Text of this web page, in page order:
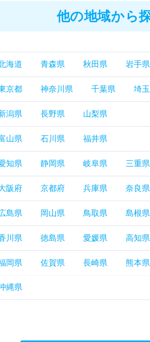
他の地域から
海道 青森県 秋田県 岩手県
京都 神奈川県 千葉県 埼
潟県 長野県 山梨県
山県 石川県 福井県
知県 静岡県 岐阜県 三重県
阪府 京都府 兵庫県 奈良県
島県 岡山県 鳥取県 島根県
川県 徳島県 愛媛県 高知県
岡県 佐賀県 長崎県 熊本県
縄県